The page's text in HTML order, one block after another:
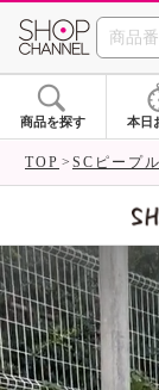
商品を探す 本日
TOP SCピープル